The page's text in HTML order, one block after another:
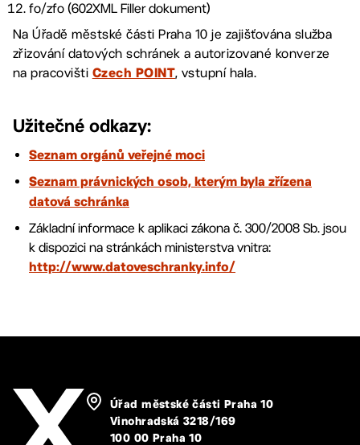
fo/zfo (602XML Filler dokument)
Na Úřadě městské části Praha 10 je zajišťována služba
zřizování datových schránek a autorizované konverze
na pracovišti Czech POINT, vstupní hala.
Užitečné odkazy:
Seznam orgánů veřejné moci
Seznam právnických osob, kterým byla zřízena
datová schránka
Základní informace k aplikaci zákona č. 300/2008 Sb. jsou
k dispozici na stránkách ministerstva vnitra:
http://www.datoveschranky.info/
Úřad městské části Praha 10
Vinohradská 3218/169
100 00 Praha 10